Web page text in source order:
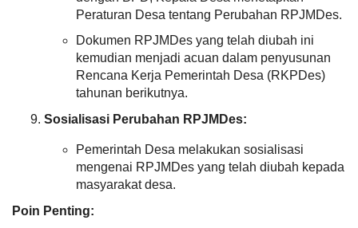
Peraturan Desa tentang Perubahan RPJMDes.
Dokumen RPJMDes yang telah diubah ini
kemudian menjadi acuan dalam penyusunan
Rencana Kerja Pemerintah Desa (RKPDes)
tahunan berikutnya.
Sosialisasi Perubahan RPJMDes:
Pemerintah Desa melakukan sosialisasi
mengenai RPJMDes yang telah diubah kepada
masyarakat desa.
Poin Penting:
Anggaran
92.000.000,00
Realisasi
46.240.230,00